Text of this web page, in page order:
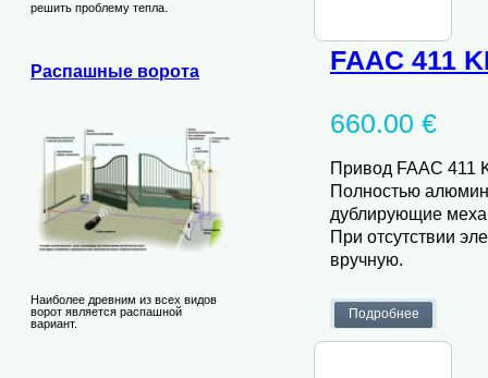
решить проблему тепла.
Распашные ворота
Наиболее древним из всех видов
ворот является распашной
вариант.
FAAC 411
660.00 €
Привод FAAC 411
Полностью
дублирующие
При отсутствии
вручную.